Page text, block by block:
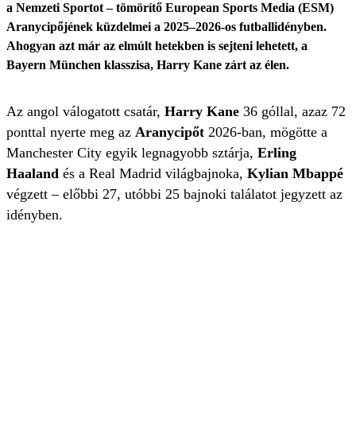
a Nemzeti Sportot – tömörítő European Sports Media (ESM)
Aranycipőjének küzdelmei a 2025–2026-os futballidényben.
Ahogyan azt már az elmúlt hetekben is sejteni lehetett, a
Bayern München klasszisa, Harry Kane zárt az élen.
Az angol válogatott csatár, Harry Kane 36 góllal, azaz 72
ponttal nyerte meg az Aranycipőt 2026-ban, mögötte a
Manchester City egyik legnagyobb sztárja, Erling
Haaland és a Real Madrid világbajnoka, Kylian Mbappé
végzett – előbbi 27, utóbbi 25 bajnoki találatot jegyzett az
idényben.